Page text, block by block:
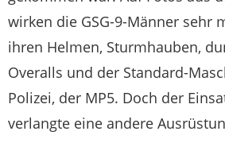
wirken die GSG-9-Männer sehr
ihren Helmen, Sturmhauben,
Overalls und der Standard-
Polizei, der MP5. Doch der
verlangte eine andere